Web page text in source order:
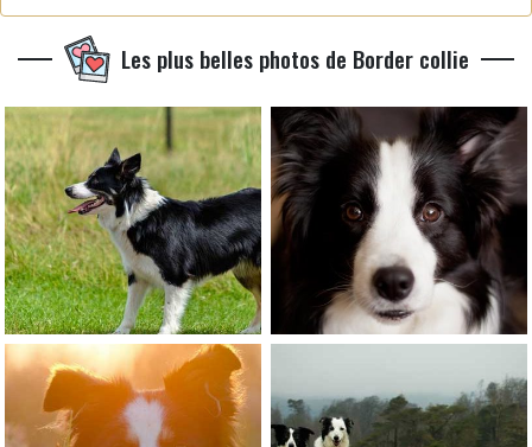
Les plus belles photos de Border collie